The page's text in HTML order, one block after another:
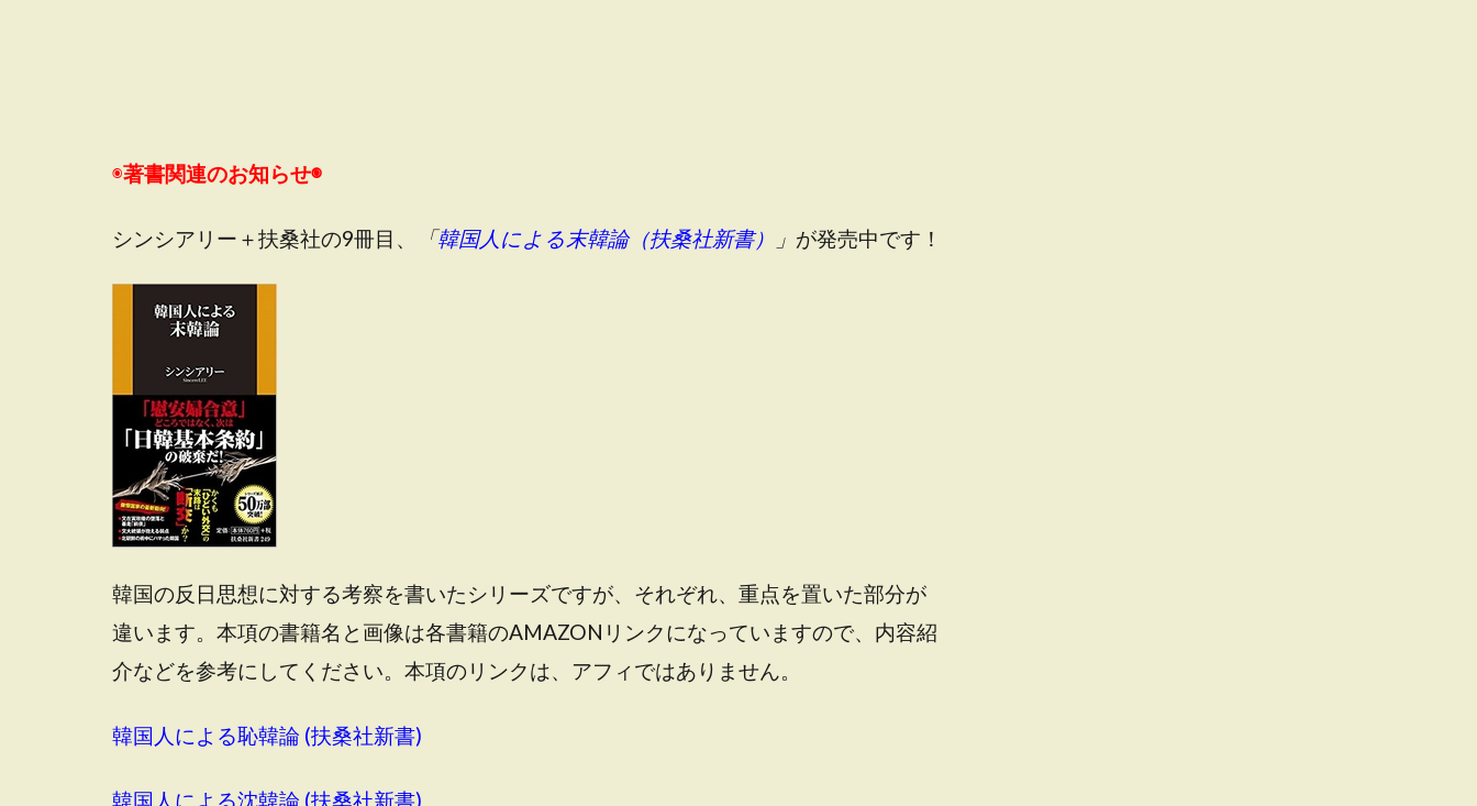
◉著書関連のお知らせ◉
シンシアリー＋扶桑社の9冊目、 「韓国人による末韓論（扶桑社新書） 」 が発売中です！
韓国の反日思想に対する考察を書いたシリーズですが、それぞれ、重点を置いた部分が
違います。本項の書籍名と画像は各書籍のAMAZONリンクになっていますので、内容紹
介などを参考にしてください。本項のリンクは、アフィではありません。
韓国人による恥韓論 (扶桑社新書)
韓国人による沈韓論 (扶桑社新書)